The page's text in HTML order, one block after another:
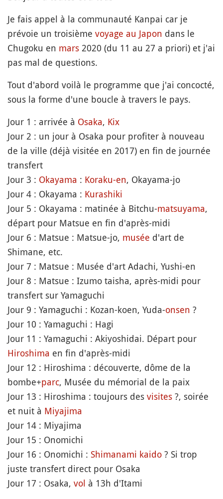
Je fais appel à la communauté Kanpai car je
prévoie un troisième voyage au Japon dans le
Chugoku en mars 2020 (du 11 au 27 a priori) et j'ai
pas mal de questions.
Tout d'abord voilà le programme que j'ai concocté,
sous la forme d'une boucle à travers le pays.
Jour 1 : arrivée à Osaka, Kix
Jour 2 : un jour à Osaka pour profiter à nouveau
de la ville (déjà visitée en 2017) en fin de journée
transfert
Jour 3 : Okayama : Koraku-en, Okayama-jo
Jour 4 : Okayama : Kurashiki
Jour 5 : Okayama : matinée à Bitchu-matsuyama,
départ pour Matsue en fin d'après-midi
Jour 6 : Matsue : Matsue-jo, musée d'art de
Shimane, etc.
Jour 7 : Matsue : Musée d'art Adachi, Yushi-en
Jour 8 : Matsue : Izumo taisha, après-midi pour
transfert sur Yamaguchi
Jour 9 : Yamaguchi : Kozan-koen, Yuda-onsen ?
Jour 10 : Yamaguchi : Hagi
Jour 11 : Yamaguchi : Akiyoshidai. Départ pour
Hiroshima en fin d'après-midi
Jour 12 : Hiroshima : découverte, dôme de la
bombe+parc, Musée du mémorial de la paix
Jour 13 : Hiroshima : toujours des visites ?, soirée
et nuit à Miyajima
Jour 14 : Miyajima
Jour 15 : Onomichi
Jour 16 : Onomichi : Shimanami kaido ? Si trop
juste transfert direct pour Osaka
Jour 17 : Osaka, vol à 13h d'Itami